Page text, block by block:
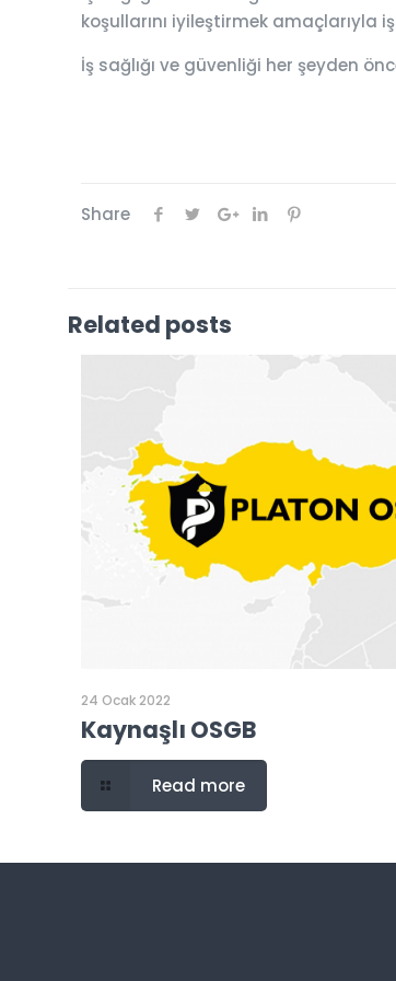
koşullarını iyileştirmek amaçlarıyla
İş sağlığı ve güvenliği her şeyden
Share
Related posts
24 Ocak 2022
Kaynaşlı OSGB
Read more